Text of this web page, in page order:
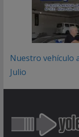
Nuestro vehículo
Julio